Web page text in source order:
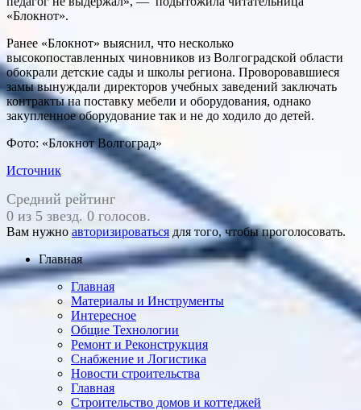
«Блокнот».
Ранее «Блокнот» выяснил, что несколько
высокопоставленных чиновников из Волгоградской области
обокрали детские сады и школы региона. Проворовавшиеся
замы вынуждали директоров учебных заведений заключать
контракты на поставку мебели и оборудования, однако
закупленное оборудование так и не до ходило до детей.
Фото: «Блокнот Волгоград»
Источник
Средний рейтинг
0 из 5 звезд. 0 голосов.
Вам нужно авторизироваться для того, чтобы проголосовать.
Главная
Главная
Материалы и Инструменты
Интересное
Общие Технологии
Ремонт и Реконструкция
Снабжение и Логистика
Новости строительства
Главная
Строительство домов и коттеджей